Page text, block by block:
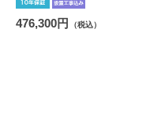
476,300円 （税込）